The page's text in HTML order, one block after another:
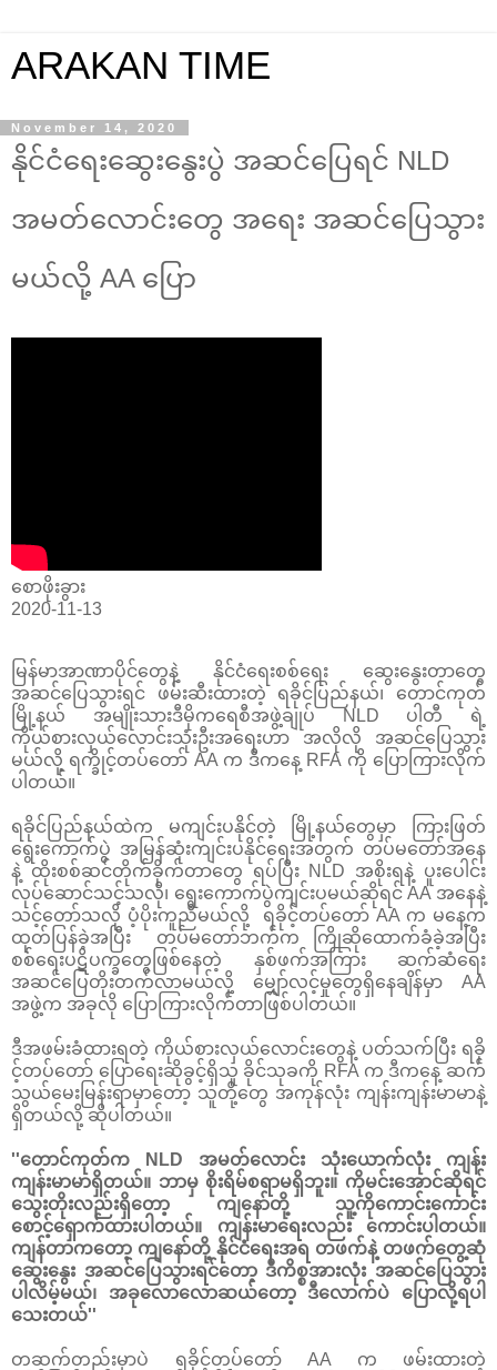
ARAKAN TIME
November 14, 2020
နိုင်ငံရေးဆွေးနွေးပွဲ အဆင်ပြေရင် NLD
အမတ်လောင်းတွေ အရေး အဆင်ပြေသွား
မယ်လို့ AA ပြော
စောဖိုးခွား
2020-11-13
မြန်မာအာဏာပိုင်တွေနဲ့ နိုင်ငံရေးစစ်ရေး ဆွေးနွေးတာတွေ
အဆင်ပြေသွားရင် ဖမ်းဆီးထားတဲ့ ရခိုင်ပြည်နယ်၊ တောင်ကုတ်
မြို့နယ် အမျိုးသားဒီမိုကရေစီအဖွဲ့ချုပ် NLD ပါတီ ရဲ့
ကိုယ်စားလှယ်လောင်းသုံးဦးအရေးဟာ အလိုလို အဆင်ပြေသွား
မယ်လို့ ရက္ခိုင့်တပ်တော် AA က ဒီကနေ့ RFA ကို ပြောကြားလိုက်
ပါတယ်။
ရခိုင်ပြည်နယ်ထဲက မကျင်းပနိုင်တဲ့ မြို့နယ်တွေမှာ ကြားဖြတ်
ရွေးကောက်ပွဲ အမြန်ဆုံးကျင်းပနိုင်ရေးအတွက် တပ်မတော်အနေ
နဲ့ ထိုးစစ်ဆင်တိုက်ခိုက်တာတွေ ရပ်ပြီး NLD အစိုးရနဲ့ ပူးပေါင်း
လုပ်ဆောင်သင့်သလို၊ ရွေးကောက်ပွဲကျင်းပမယ်ဆိုရင် AA အနေနဲ့
သင့်တော်သလို ပံ့ပိုးကူညီမယ်လို့ ရခိုင့်တပ်တော် AA က မနေ့က
ထုတ်ပြန်ခဲ့အပြီး တပ်မတော်ဘက်က ကြိုဆိုထောက်ခံခဲ့အပြီး
စစ်ရေးပဋိပက္ခတွေဖြစ်နေတဲ့ နှစ်ဖက်အကြား ဆက်ဆံရေး
အဆင်ပြေတိုးတက်လာမယ်လို့ မျှော်လင့်မှုတွေရှိနေချိန်မှာ AA
အဖွဲ့က အခုလို ပြောကြားလိုက်တာဖြစ်ပါတယ်။
ဒီအဖမ်းခံထားရတဲ့ ကိုယ်စားလှယ်လောင်းတွေနဲ့ ပတ်သက်ပြီး ရခို
င့်တပ်တော် ပြောရေးဆိုခွင့်ရှိသူ ခိုင်သုခကို RFA က ဒီကနေ့ ဆက်
သွယ်မေးမြန်းရာမှာတော့ သူတို့တွေ အကုန်လုံး ကျန်းကျန်းမာမာနဲ့
ရှိတယ်လို့ ဆိုပါတယ်။
''တောင်ကုတ်က NLD အမတ်လောင်း သုံးယောက်လုံး ကျန်း
ကျန်းမာမာရှိတယ်။ ဘာမှ စိုးရိမ်စရာမရှိဘူး။ ကိုမင်းအောင်ဆိုရင်
သွေးတိုးလည်းရှိတော့ ကျနော်တို့ သူ့ကိုကောင်းကောင်း
စောင့်ရှောက်ထားပါတယ်။ ကျန်းမာရေးလည်း ကောင်းပါတယ်။
ကျန်တာကတော့ ကျနော်တို့ နိုင်ငံရေးအရ တဖက်နဲ့ တဖက်တွေ့ဆုံ
ဆွေးနွေး အဆင်ပြေသွားရင်တော့ ဒီကိစ္စအားလုံး အဆင်ပြေသွား
ပါလိမ့်မယ်၊ အခုလောလောဆယ်တော့ ဒီလောက်ပဲ ပြောလို့ရပါ
သေးတယ်''
တဆက်တည်းမှာပဲ ရခိုင့်တပ်တော် AA က ဖမ်းထားတဲ့